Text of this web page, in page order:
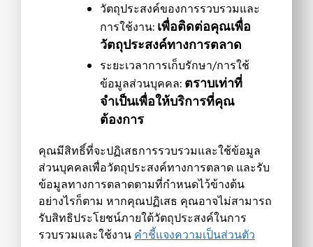
วัตถุประสงค์ของการรวบรวมและ
การใช้งาน: เพื่อติดต่อคุณเพื่อ
วัตถุประสงค์ทางการตลาด
ระยะเวลาการเก็บรักษา/การใช้
ข้อมูลส่วนบุคคล: ตราบเท่าที่
จำเป็นเพื่อให้บริการที่คุณ
ต้องการ
คุณมีสิทธิ์ที่จะปฏิเสธการรวบรวมและใช้ข้อมูล
ส่วนบุคคลเพื่อวัตถุประสงค์ทางการตลาด และรับ
ข้อมูลทางการตลาดตามที่กำหนดไว้ข้างต้น
อย่างไรก็ตาม หากคุณปฏิเสธ คุณอาจไม่สามารถ
รับสิทธิประโยชน์ภายใต้วัตถุประสงค์ในการ
รวบรวมและใช้งาน คำชี้แจงความเป็นส่วนตัว